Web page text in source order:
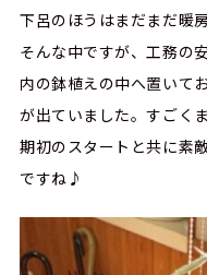
下呂のほうはまだまだ暖
そんな中ですが、工務の
内の鉢植えの中へ置いて
が出ていました。すごく
期初のスタートと共に素
ですね♪